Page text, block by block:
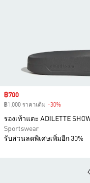
Sale price
฿700
฿1,000 ราคาเดิม -30%
รองเท้าแตะ ADILETTE
Sportswear
รับส่วนลดพิเศษเพิ่มอีก 30%